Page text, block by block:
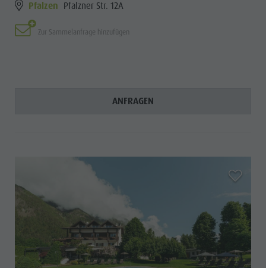
Pfalzen Pfalzner Str. 12A
Zur Sammelanfrage hinzufügen
ANFRAGEN